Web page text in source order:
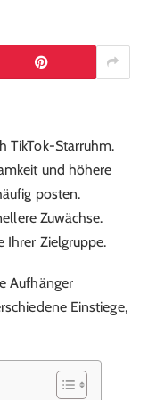
TikTok-Starruhm.
und höhere
posten.
Zuwächse.
Ihrer Zielgruppe.
Aufhänger
Einstiege,